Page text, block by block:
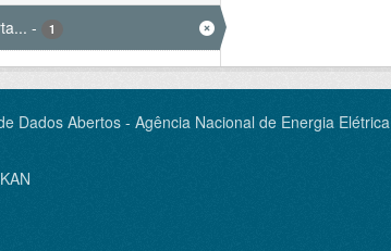
- 1
Dados Abertos - Agência Nacional de Energia Elétrica